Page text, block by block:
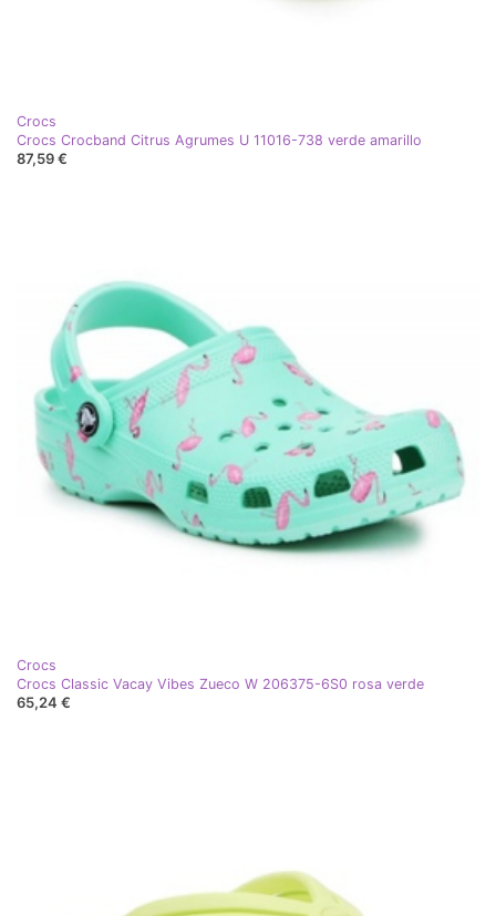
Crocs
Crocs Crocband Citrus Agrumes U 11016-738 verde amarillo
87,59 €
Crocs
Crocs Classic Vacay Vibes Zueco W 206375-6S0 rosa verde
65,24 €